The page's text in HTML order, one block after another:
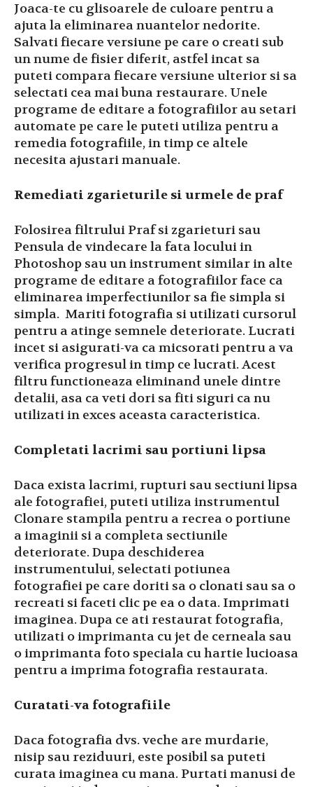
Joaca-te cu glisoarele de culoare pentru a
ajuta la eliminarea nuantelor nedorite.
Salvati fiecare versiune pe care o creati sub
un nume de fisier diferit, astfel incat sa
puteti compara fiecare versiune ulterior si sa
selectati cea mai buna restaurare. Unele
programe de editare a fotografiilor au setari
automate pe care le puteti utiliza pentru a
remedia fotografiile, in timp ce altele
necesita ajustari manuale.
Remediati zgarieturile si urmele de praf
Folosirea filtrului Praf si zgarieturi sau
Pensula de vindecare la fata locului in
Photoshop sau un instrument similar in alte
programe de editare a fotografiilor face ca
eliminarea imperfectiunilor sa fie simpla si
simpla. Mariti fotografia si utilizati cursorul
pentru a atinge semnele deteriorate. Lucrati
incet si asigurati-va ca micsorati pentru a va
verifica progresul in timp ce lucrati. Acest
filtru functioneaza eliminand unele dintre
detalii, asa ca veti dori sa fiti siguri ca nu
utilizati in exces aceasta caracteristica.
Completati lacrimi sau portiuni lipsa
Daca exista lacrimi, rupturi sau sectiuni lipsa
ale fotografiei, puteti utiliza instrumentul
Clonare stampila pentru a recrea o portiune
a imaginii si a completa sectiunile
deteriorate. Dupa deschiderea
instrumentului, selectati potiunea
fotografiei pe care doriti sa o clonati sau sa o
recreati si faceti clic pe ea o data. Imprimati
imaginea. Dupa ce ati restaurat fotografia,
utilizati o imprimanta cu jet de cerneala sau
o imprimanta foto speciala cu hartie lucioasa
pentru a imprima fotografia restaurata.
Curatati-va fotografiile
Daca fotografia dvs. veche are murdarie,
nisip sau reziduuri, este posibil sa puteti
curata imaginea cu mana. Purtati manusi de